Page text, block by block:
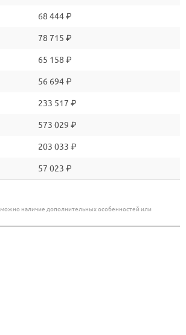
68 444 ₽
78 715 ₽
65 158 ₽
56 694 ₽
233 517 ₽
573 029 ₽
203 033 ₽
57 023 ₽
наличие дополнительных особенностей или